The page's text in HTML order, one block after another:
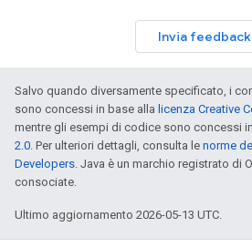
Invia feedback
Salvo quando diversamente specificato, i
sono concessi in base alla licenza Creative
mentre gli esempi di codice sono concessi
2.0. Per ulteriori dettagli, consulta le norme
Developers. Java è un marchio registrato di
consociate.
Ultimo aggiornamento 2026-05-13 UTC.